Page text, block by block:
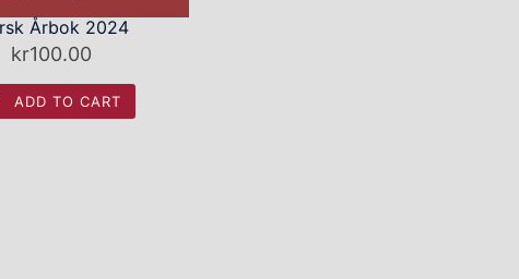
Årbok 2024
kr100.00
ADD TO CART